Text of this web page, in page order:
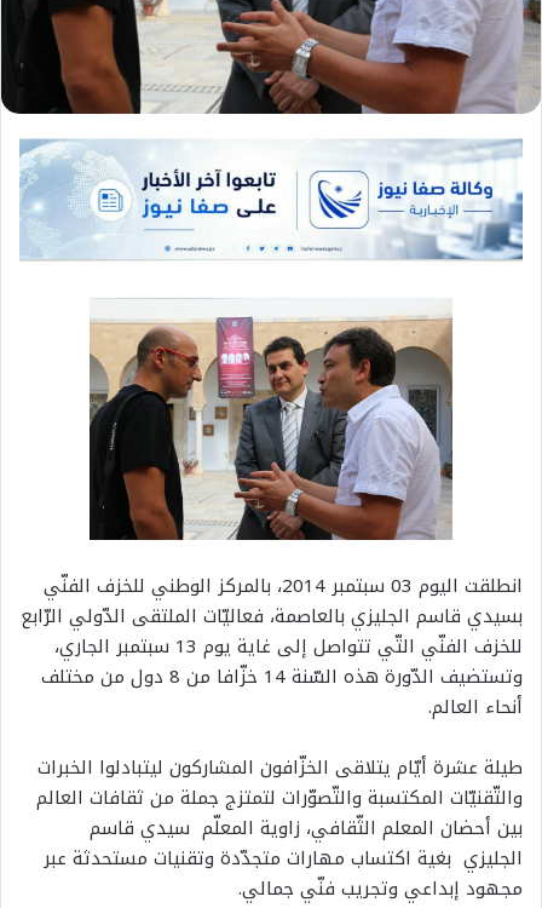
انطلقت اليوم 03 سبتمبر 2014، بالمركز الوطني للخزف الفنّي
بسيدي قاسم الجليزي بالعاصمة، فعاليّات الملتقى الدّولي الرّابع
للخزف الفنّي التّي تتواصل إلى غاية يوم 13 سبتمبر الجاري،
وتستضيف الدّورة هذه السّنة 14 خزّافا من 8 دول من مختلف
أنحاء العالم.
طيلة عشرة أيّام يتلاقى الخزّافون المشاركون ليتبادلوا الخبرات
والتّقنيّات المكتسبة والتّصوّرات لتمتزج جملة من ثقافات العالم
بين أحضان المعلم الثّقافي، زاوية المعلّم سيدي قاسم
الجليزي بغية اكتساب مهارات متجدّدة وتقنيات مستحدثة عبر
مجهود إبداعي وتجريب فنّي جمالي.